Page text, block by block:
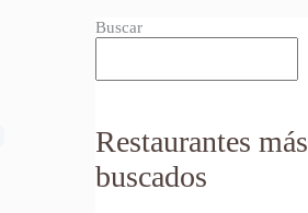
Buscar
Restaurantes más
buscados